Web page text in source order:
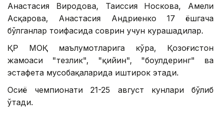
Анастасия Виродова, Таиссия Носкова, Амели
Асқарова, Анастасия Андриенко 17 ёшгача
бўлганлар тоифасида соврин учун курашадилар.
ҚР МОҚ маълумотларига кўра, Қозоғистон
жамоаси "тезлик", "қийин", "боулдеринг" ва
эстафета мусобақаларида иштирок этади.
Осиё чемпионати 21-25 август кунлари бўлиб
ўтади.